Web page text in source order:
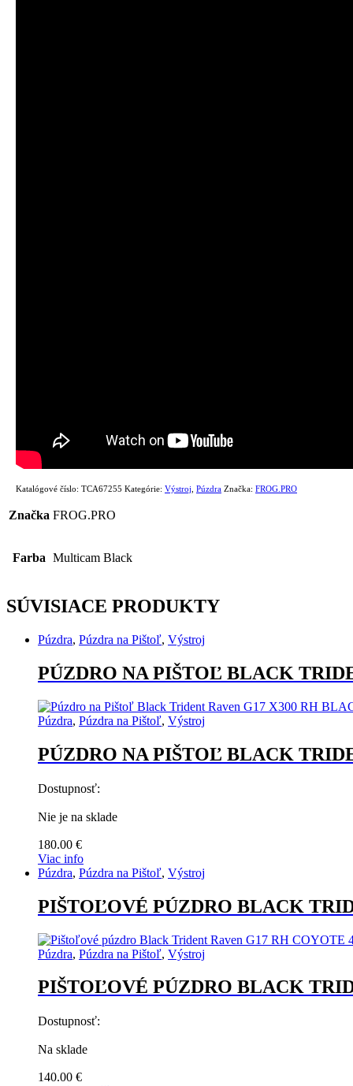
Katalógové číslo: TCA67255 Kategórie: Výstroj Púzdra Značka: FROG.PRO
Značka FROG.PRO
Farba Multicam Black
SÚVISIACE PRODUKTY
Púzdra, Púzdra na Pištoľ, Výstroj
PÚZDRO NA PIŠTOĽ BLACK
Púzdra, Púzdra na Pištoľ, Výstroj
PÚZDRO NA PIŠTOĽ BLACK
Dostupnosť:
Nie je na sklade
180.00 €
Viac info
Púzdra, Púzdra na Pištoľ, Výstroj
PIŠTOĽOVÉ PÚZDRO BLACK
Púzdra, Púzdra na Pištoľ, Výstroj
PIŠTOĽOVÉ PÚZDRO BLACK
Dostupnosť:
Na sklade
140.00 €